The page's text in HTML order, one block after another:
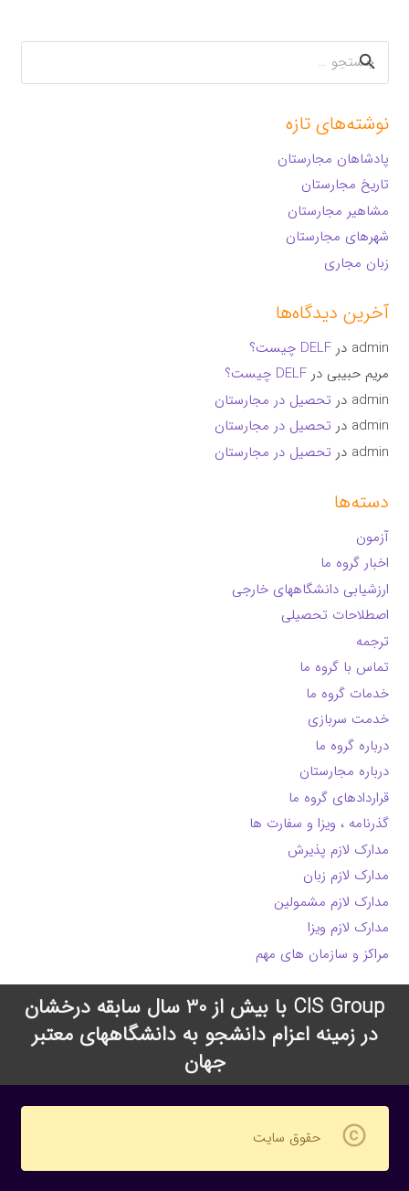
جستجو
برای:
نوشته‌های تازه
پادشاهان مجارستان
تاریخ مجارستان
مشاهیر مجارستان
شهرهای مجارستان
زبان مجاری
آخرین دیدگاه‌ها
admin درDELF چیست؟
مریم حبیبی درDELF چیست؟
admin در تحصیل در مجارستان
admin در تحصیل در مجارستان
admin در تحصیل در مجارستان
دسته‌ها
آزمون
اخبار گروه ما
ارزشیابی دانشگاههای خارجی
اصطلاحات تحصیلی
ترجمه
تماس با گروه ما
خدمات گروه ما
خدمت سربازی
درباره گروه ما
درباره مجارستان
قراردادهای گروه ما
گذرنامه ، ویزا و سفارت ها
مدارک لازم پذیرش
مدارک لازم زبان
مدارک لازم مشمولین
مدارک لازم ویزا
مراکز و سازمان های مهم
CIS Group با بیش از 30 سال سابقه درخشان
در زمینه اعزام دانشجو به دانشگاههای معتبر
جهان
copyright حقوق سایت